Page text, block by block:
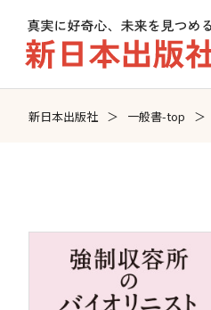
新日本出版社 一般書-top